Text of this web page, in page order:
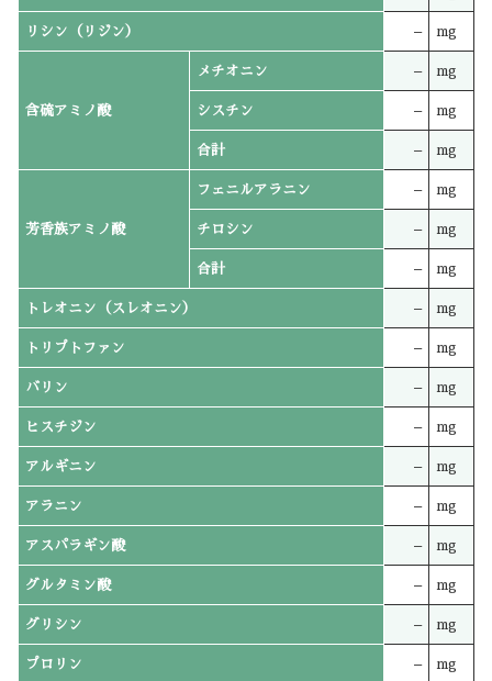
リシン（リジン） – mg
含硫アミノ酸
メチオニン – mg
シスチン – mg
合計 – mg
芳香族アミノ酸
フェニルアラニン – mg
チロシン – mg
合計 – mg
トレオニン（スレオニン） – mg
トリプトファン – mg
バリン – mg
ヒスチジン – mg
アルギニン – mg
アラニン – mg
アスパラギン酸 – mg
グルタミン酸 – mg
グリシン – mg
プロリン – mg